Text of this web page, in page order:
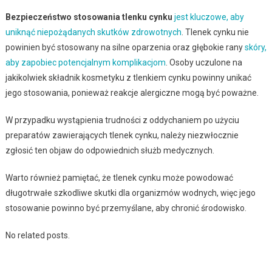
Bezpieczeństwo stosowania tlenku cynku jest kluczowe, aby
uniknąć niepożądanych skutków zdrowotnych . Tlenek cynku nie
powinien być stosowany na silne oparzenia oraz głębokie ranyskóry,
aby zapobiec potencjalnym komplikacjom . Osoby uczulone na
jakikolwiek składnik kosmetyku z tlenkiem cynku powinny unikać
jego stosowania, ponieważ reakcje alergiczne mogą być poważne.
W przypadku wystąpienia trudności z oddychaniem po użyciu
preparatów zawierających tlenek cynku, należy niezwłocznie
zgłosić ten objaw do odpowiednich służb medycznych.
Warto również pamiętać, że tlenek cynku może powodować
długotrwałe szkodliwe skutki dla organizmów wodnych, więc jego
stosowanie powinno być przemyślane, aby chronić środowisko.
No related posts.